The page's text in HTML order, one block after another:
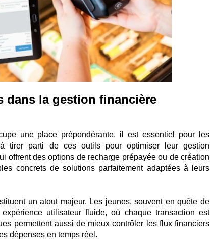
dans la gestion financière
une place prépondérante, il est essentiel pour les
à tirer parti de ces outils pour optimiser leur gestion
offrent des options de recharge prépayée ou de création
concrets de solutions parfaitement adaptées à leurs
un atout majeur. Les jeunes, souvent en quête de
utilisateur fluide, où chaque transaction est
permettent aussi de mieux contrôler les flux financiers
dépenses en temps réel.